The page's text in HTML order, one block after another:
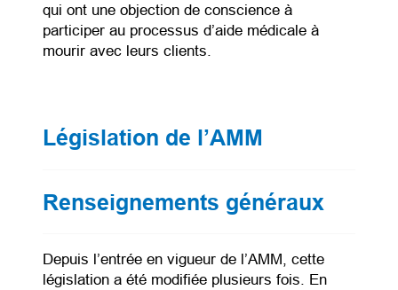
qui ont une objection de conscience à
participer au processus d’aide médicale à
mourir avec leurs clients.
Législation de l’AMM
Renseignements généraux
Depuis l’entrée en vigueur de l’AMM, cette
législation a été modifiée plusieurs fois. En